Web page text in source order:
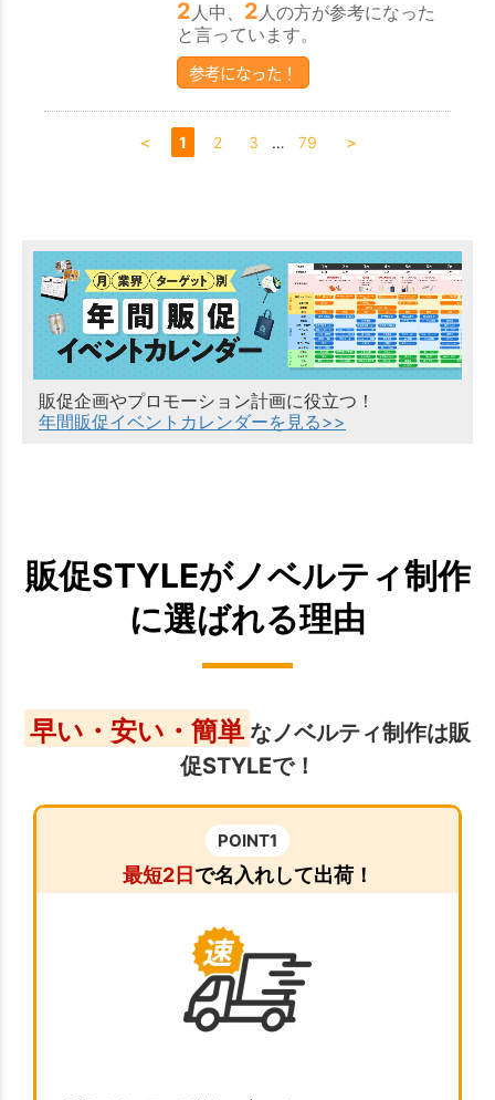
2 人中、 2 人の方が参考になった
と言っています。
参考になった！
＜ 1 2 3 … 79 ＞
販促企画やプロモーション計画に役立つ！
年間販促イベントカレンダーを見る>>
販促STYLEがノベルティ制作
に選ばれる理由
早い・安い・簡単 なノベルティ制作は販
促STYLEで！
POINT1
最短2日で名入れして出荷！